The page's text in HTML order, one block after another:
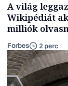
A világ
Wikipédiát
milliók
Forbes 2 perc